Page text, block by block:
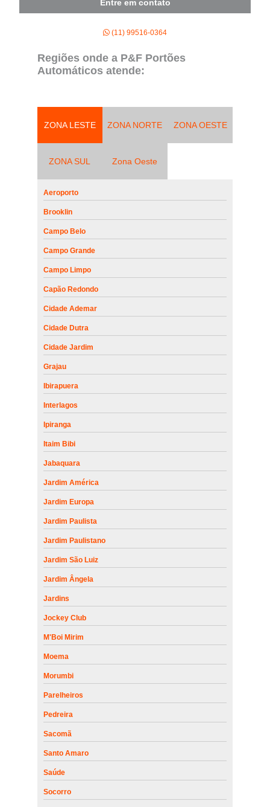
Entre em contato
(11) 99516-0364
Regiões onde a P&F Portões
Automáticos atende:
ZONA LESTE ZONA NORTE ZONA OESTE
ZONA SUL Zona Oeste
Aeroporto
Brooklin
Campo Belo
Campo Grande
Campo Limpo
Capão Redondo
Cidade Ademar
Cidade Dutra
Cidade Jardim
Grajau
Ibirapuera
Interlagos
Ipiranga
Itaim Bibi
Jabaquara
Jardim América
Jardim Europa
Jardim Paulista
Jardim Paulistano
Jardim São Luiz
Jardim Ângela
Jardins
Jockey Club
M'Boi Mirim
Moema
Morumbi
Parelheiros
Pedreira
Sacomã
Santo Amaro
Saúde
Socorro